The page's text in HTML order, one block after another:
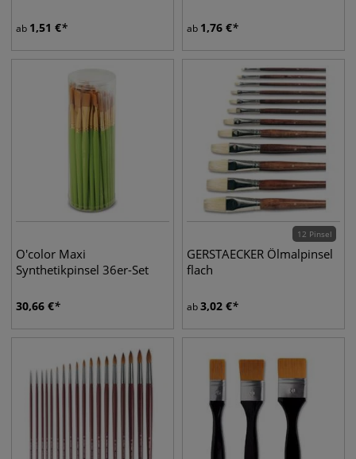
ab 1,51 € ab 1,76 €
O'color Maxi
Synthetikpinsel 36er-Set
30,66 €
12 Pinsel
GERSTAECKER Ölmalpinsel
flach
ab3,02 €